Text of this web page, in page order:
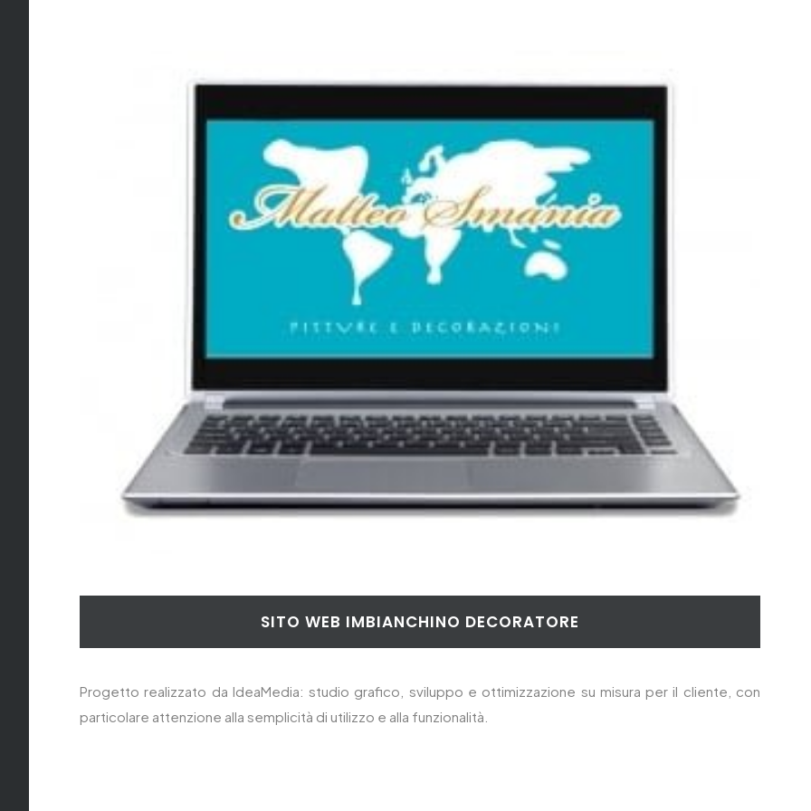
SITO WEB IMBIANCHINO DECORATORE
Progetto realizzato da IdeaMedia: studio grafico, sviluppo e ottimizzazione su misura per il cliente, con
particolare attenzione alla semplicità di utilizzo e alla funzionalità.